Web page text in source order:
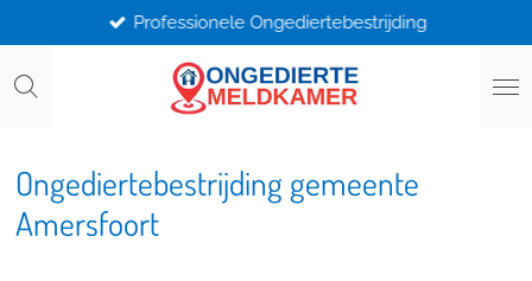
direct
naar
Professionele Ongediertebestrijding
Ongediertebestrijding gemeente
Amersfoort